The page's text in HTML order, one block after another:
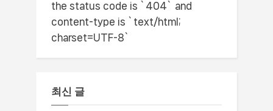
the status code is `404` and
content-type is `text/html;
charset=UTF-8`
최신 글